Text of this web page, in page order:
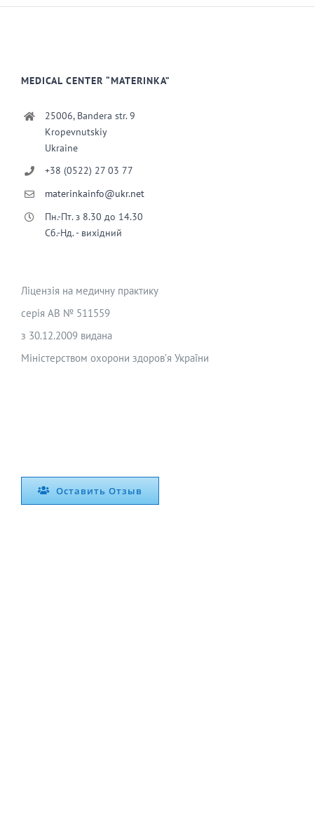
MEDICAL CENTER “MATERINKA”
25006, Bandera str. 9
Kropevnutskiy
Ukraine
+38 (0522) 27 03 77
materinkainfo@ukr.net
Пн.-Пт. з 8.30 до 14.30
Сб.-Нд. - вихідний
Ліцензія на медичну практику
серія АВ № 511559
з 30.12.2009 видана
Міністерством охорони здоров’я України
Оставить Отзыв